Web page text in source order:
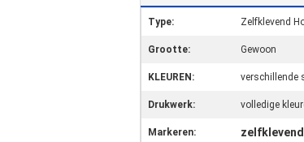
Type: Zelfklevend
Grootte: Gewoon
KLEUREN: verschillende
Drukwerk: volledige
Markeren: